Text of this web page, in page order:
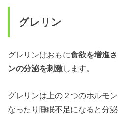
グレリン
グレリンはおもに食欲を増進
ンの分泌を刺激します。
グレリンは上の２つのホルモ
なったり睡眠不足になると分